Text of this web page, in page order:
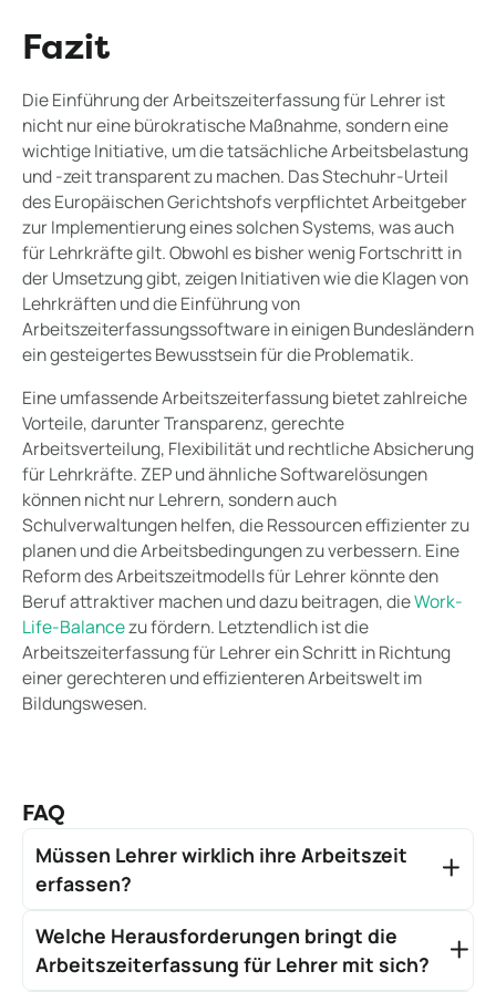
Fazit
Die Einführung der Arbeitszeiterfassung für Lehrer ist
nicht nur eine bürokratische Maßnahme, sondern eine
wichtige Initiative, um die tatsächliche Arbeitsbelastung
und -zeit transparent zu machen. Das Stechuhr-Urteil
des Europäischen Gerichtshofs verpflichtet Arbeitgeber
zur Implementierung eines solchen Systems, was auch
für Lehrkräfte gilt. Obwohl es bisher wenig Fortschritt in
der Umsetzung gibt, zeigen Initiativen wie die Klagen von
Lehrkräften und die Einführung von
Arbeitszeiterfassungssoftware in einigen Bundesländern
ein gesteigertes Bewusstsein für die Problematik.
Eine umfassende Arbeitszeiterfassung bietet zahlreiche
Vorteile, darunter Transparenz, gerechte
Arbeitsverteilung, Flexibilität und rechtliche Absicherung
für Lehrkräfte. ZEP und ähnliche Softwarelösungen
können nicht nur Lehrern, sondern auch
Schulverwaltungen helfen, die Ressourcen effizienter zu
planen und die Arbeitsbedingungen zu verbessern. Eine
Reform des Arbeitszeitmodells für Lehrer könnte den
Beruf attraktiver machen und dazu beitragen, dieWork-
Life-Balancezu fördern. Letztendlich ist die
Arbeitszeiterfassung für Lehrer ein Schritt in Richtung
einer gerechteren und effizienteren Arbeitswelt im
Bildungswesen.
FAQ
Müssen Lehrer wirklich ihre Arbeitszeit
erfassen?
Ja, grundsätzlich gilt die Pflicht zur
Arbeitszeiterfassung in Deutschland für alle
Arbeitnehmer, unabhängig von ihrer Tätigkeit. Das
Bundesarbeitsgericht hat entschieden, dass die
Welche Herausforderungen bringt die
Arbeitszeiterfassung für Lehrer mit sich?